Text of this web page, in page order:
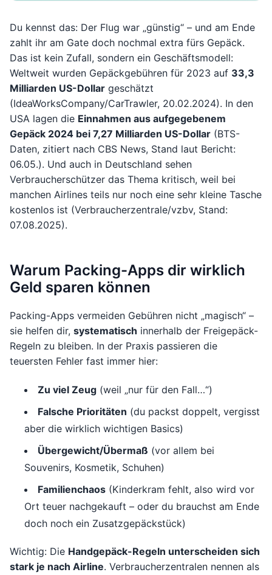
Du kennst das: Der Flug war „günstig“ – und am Ende
zahlt ihr am Gate doch nochmal extra fürs Gepäck.
Das ist kein Zufall, sondern ein Geschäftsmodell:
Weltweit wurden Gepäckgebühren für 2023 auf 33,3
Milliarden US-Dollar geschätzt
(IdeaWorksCompany/CarTrawler, 20.02.2024). In den
USA lagen die Einnahmen aus aufgegebenem
Gepäck 2024 bei 7,27 Milliarden US-Dollar (BTS-
Daten, zitiert nach CBS News, Stand laut Bericht:
06.05.). Und auch in Deutschland sehen
Verbraucherschützer das Thema kritisch, weil bei
manchen Airlines teils nur noch eine sehr kleine Tasche
kostenlos ist (Verbraucherzentrale/vzbv, Stand:
07.08.2025).
Warum Packing-Apps dir wirklich
Geld sparen können
Packing-Apps vermeiden Gebühren nicht „magisch“ –
sie helfen dir, systematisch innerhalb der Freigepäck-
Regeln zu bleiben. In der Praxis passieren die
teuersten Fehler fast immer hier:
Zu viel Zeug (weil „nur für den Fall…“)
Falsche Prioritäten (du packst doppelt, vergisst
aber die wirklich wichtigen Basics)
Übergewicht/Übermaß (vor allem bei
Souvenirs, Kosmetik, Schuhen)
Familienchaos (Kinderkram fehlt, also wird vor
Ort teuer nachgekauft – oder du brauchst am Ende
doch noch ein Zusatzgepäckstück)
Wichtig: Die Handgepäck-Regeln unterscheiden sich
stark je nach Airline. Verbraucherzentralen nennen als